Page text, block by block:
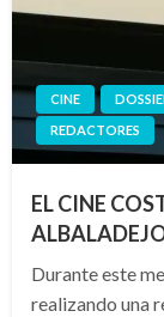
CINE
REDACTORES
EL CINE
Durante este
realizando una